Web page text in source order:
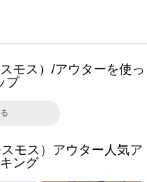
モス）/アウターを使っ
プ
モス）アウター人気ア
ング